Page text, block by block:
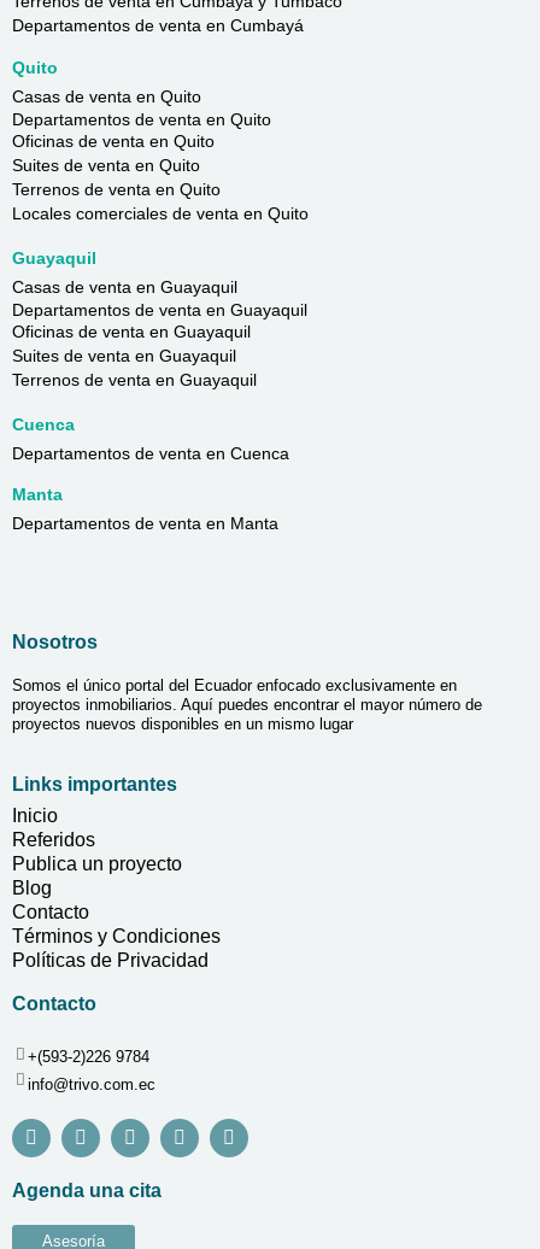
Departamentos de venta en Cumbayá
Quito
Casas de venta en Quito
Departamentos de venta en Quito
Oficinas de venta en Quito
Suites de venta en Quito
Terrenos de venta en Quito
Locales comerciales de venta en Quito
Guayaquil
Casas de venta en Guayaquil
Departamentos de venta en Guayaquil
Oficinas de venta en Guayaquil
Suites de venta en Guayaquil
Terrenos de venta en Guayaquil
Cuenca
Departamentos de venta en Cuenca
Manta
Departamentos de venta en Manta
Nosotros
Somos el único portal del Ecuador enfocado exclusivamente en
proyectos inmobiliarios. Aquí puedes encontrar el mayor número de
proyectos nuevos disponibles en un mismo lugar
Links importantes
Inicio
Referidos
Publica un proyecto
Blog
Contacto
Términos y Condiciones
Políticas de Privacidad
Contacto
+(593-2)226 9784
info@trivo.com.ec
Agenda una cita
Asesoría